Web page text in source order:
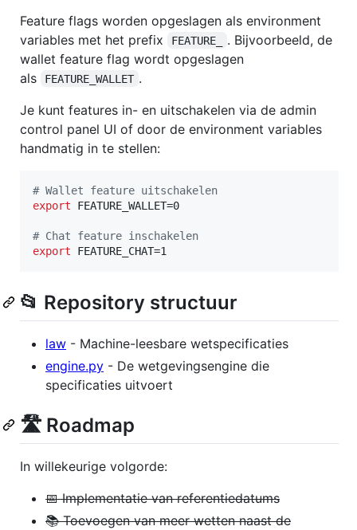
Feature flags worden opgeslagen als environment
variables met het prefix
FEATURE_
. Bijvoorbeeld, de
wallet feature flag wordt opgeslagen
als
FEATURE_WALLET .
Je kunt features in- en uitschakelen via de admin
control panel UI of door de environment variables
handmatig in te stellen:
# Wallet feature uitschakelen
export FEATURE_WALLET=0
# Chat feature inschakelen
export FEATURE_CHAT=1
📂 Repository structuur
law - Machine-leesbare wetspecificaties
engine.py - De wetgevingsengine die
specificaties uitvoert
🛣️ Roadmap
In willekeurige volgorde:
📅 Implementatie van referentiedatums
📚 Toevoegen van meer wetten naast de